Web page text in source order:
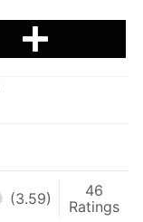
(3.59)
46
Ratings